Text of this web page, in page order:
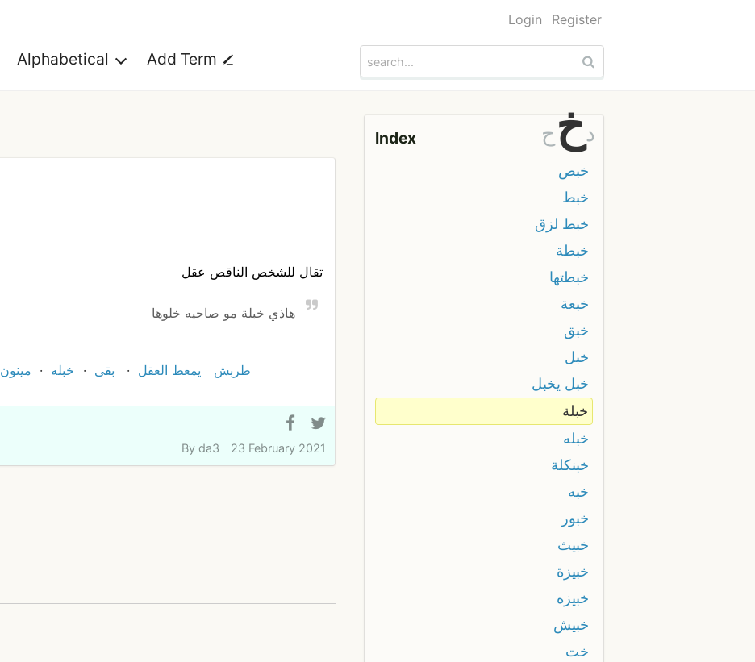
Alphabetical Add Term
Login Register
تقال للشخص الناقص عقل
هاذي خبلة مو صاحيه خلوها
مينون خبله بقى يمعط العقل طربش
Byda3 23 February 2021
Index ح خد
خبص
خبط
خبط لزق
خبطة
خبطتها
خبعة
خبق
خبل
خبل يخبل
خبلة
خبله
خبنكلة
خبه
خبور
خبيث
خبيزة
خبيزه
خبيش
خت